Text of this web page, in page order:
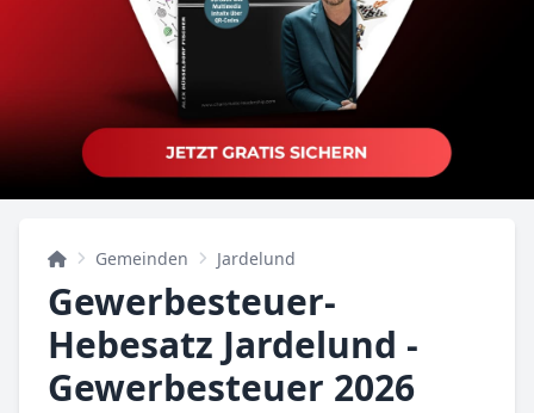
Gemeinden Jardelund
Gewerbesteuer-
Hebesatz Jardelund -
Gewerbesteuer 2026